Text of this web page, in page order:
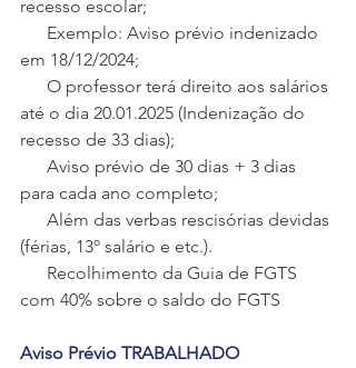
recesso escolar;
Exemplo: Aviso prévio indenizado
em 18/12/2024;
O professor terá direito aos salários
até o dia 20.01.2025 (Indenização do
recesso de 33 dias);
Aviso prévio de 30 dias + 3 dias
para cada ano completo;
Além das verbas rescisórias devidas
(férias, 13º salário e etc.).
Recolhimento da Guia de FGTS
com 40% sobre o saldo do FGTS
Aviso Prévio TRABALHADO